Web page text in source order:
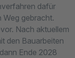
dafür
Weg gebracht.
Nach aktuellem
den Bauarbeiten
Ende 2028